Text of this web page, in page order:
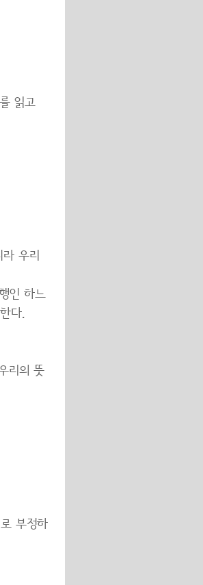
읽고
우리
인 하느
다.
리의 뜻
부정하